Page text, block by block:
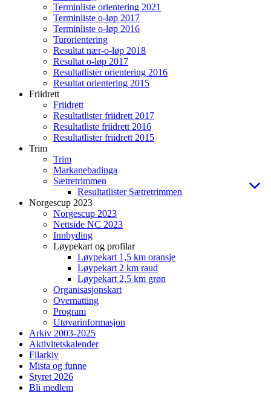
Terminliste orientering 2021
Terminliste o-løp 2017
Terminliste o-løp 2016
Turorientering
Resultat nær-o-løp 2018
Resultat o-løp 2017
Resultatlister orientering 2016
Resultat orientering 2015
Friidrett
Friidrett
Resultatlister friidrett 2017
Resultatliste friidrett 2016
Resultatlister friidrett 2015
Trim
Trim
Markanebadinga
Sætretrimmen
Resultatlister Sætretrimmen
Norgescup 2023
Norgescup 2023
Nettside NC 2023
Innbyding
Løypekart og profilar
Løypekart 1,5 km oransje
Løypekart 2 km raud
Løypekart 2,5 km grøn
Organisasjonskart
Overnatting
Program
Utøvarinformasjon
Arkiv 2003-2025
Aktivitetskalender
Filarkiv
Mista og funne
Styret 2026
Bli medlem